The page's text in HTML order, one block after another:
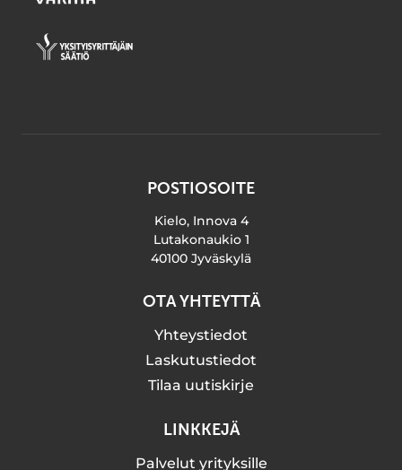
POSTIOSOITE
Kielo, Innova 4
Lutakonaukio 1
40100 Jyväskylä
OTA YHTEYTTÄ
Yhteystiedot
Laskutustiedot
Tilaa uutiskirje
LINKKEJÄ
Palvelut yrityksille